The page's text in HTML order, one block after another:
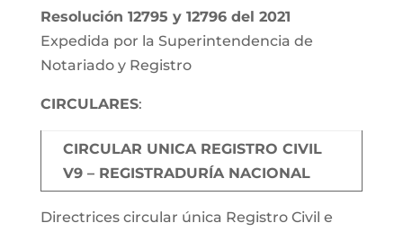
Resolución 12795 y 12796 del 2021
Expedida por la Superintendencia de
Notariado y Registro
CIRCULARES:
CIRCULAR UNICA REGISTRO CIVIL
V9 – REGISTRADURÍA NACIONAL
Directrices circular única Registro Civil e